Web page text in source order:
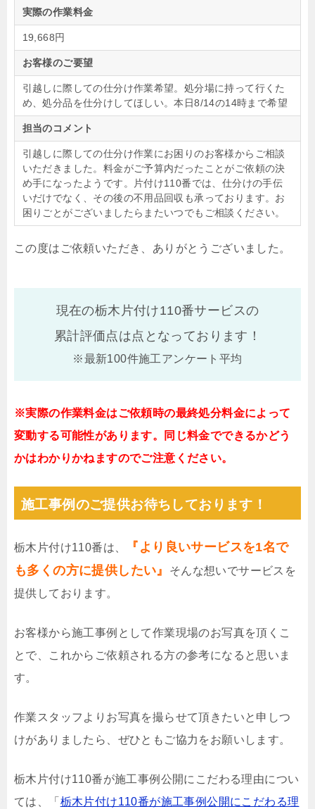
実際の作業料金
19,668円
お客様のご要望
引越しに際しての仕分け作業希望。処分場に持って行くた
め、処分品を仕分けしてほしい。本日8/14の14時まで希望
担当のコメント
引越しに際しての仕分け作業にお困りのお客様からご相談
いただきました。料金がご予算内だったことがご依頼の決
め手になったようです。片付け110番では、仕分けの手伝
いだけでなく、その後の不用品回収も承っております。お
困りごとがございましたらまたいつでもご相談ください。
この度はご依頼いただき、ありがとうございました。
現在の栃木片付け110番サービスの
累計評価点は点となっております！
※最新100件施工アンケート平均
※実際の作業料金はご依頼時の最終処分料金によって
変動する可能性があります。同じ料金でできるかどう
かはわかりかねますのでご注意ください。
施工事例のご提供お待ちしております！
栃木片付け110番は、
『より良いサービスを1名で
も多くの方に提供したい』
そんな想いでサービスを
提供しております。
お客様から施工事例として作業現場のお写真を頂くこ
とで、これからご依頼される方の参考になると思いま
す。
作業スタッフよりお写真を撮らせて頂きたいと申しつ
けがありましたら、ぜひともご協力をお願いします。
栃木片付け110番が施工事例公開にこだわる理由につい
ては、「 栃木片付け110番が施工事例公開にこだわる理